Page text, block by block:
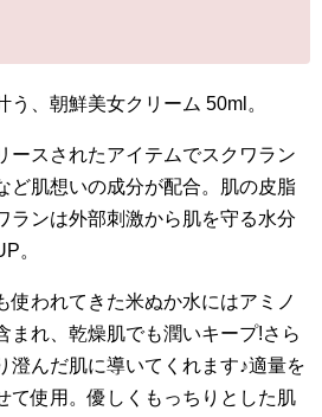
う、朝鮮美女クリーム 50ml。
ースされたアイテムでスクワラン
ど肌想いの成分が配合。肌の皮脂
ランは外部刺激から肌を守る水分
。
使われてきた米ぬか水にはアミノ
まれ、乾燥肌でも潤いキープ!さら
澄んだ肌に導いてくれます♪適量を
て使用。優しくもっちりとした肌